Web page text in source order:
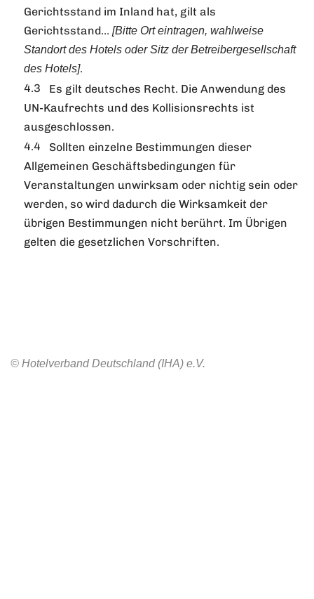
Gerichtsstand im Inland hat, gilt als
Gerichtsstand… [Bitte Ort eintragen, wahlweise
Standort des Hotels oder Sitz der Betreibergesellschaft
des Hotels].
Es gilt deutsches Recht. Die Anwendung des
UN-Kaufrechts und des Kollisionsrechts ist
ausgeschlossen.
Sollten einzelne Bestimmungen dieser
Allgemeinen Geschäftsbedingungen für
Veranstaltungen unwirksam oder nichtig sein oder
werden, so wird dadurch die Wirksamkeit der
übrigen Bestimmungen nicht berührt. Im Übrigen
gelten die gesetzlichen Vorschriften.
© Hotelverband Deutschland (IHA) e.V.